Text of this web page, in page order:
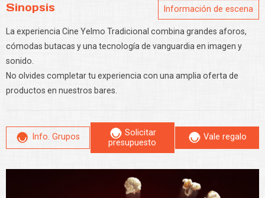
Sinopsis Información de escena
Leer más
La experiencia Cine Yelmo Tradicional combina grandes aforos,
cómodas butacas y una tecnología de vanguardia en imagen y
sonido.
No olvides completar tu experiencia con una amplia oferta de
productos en nuestros bares.
Info. Grupos
Solicitar
presupuesto
Vale regalo